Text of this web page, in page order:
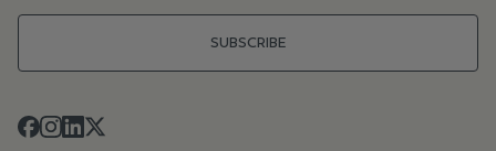
SUBSCRIBE